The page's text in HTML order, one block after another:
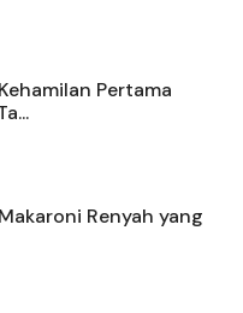
Pertama
Renyah yang